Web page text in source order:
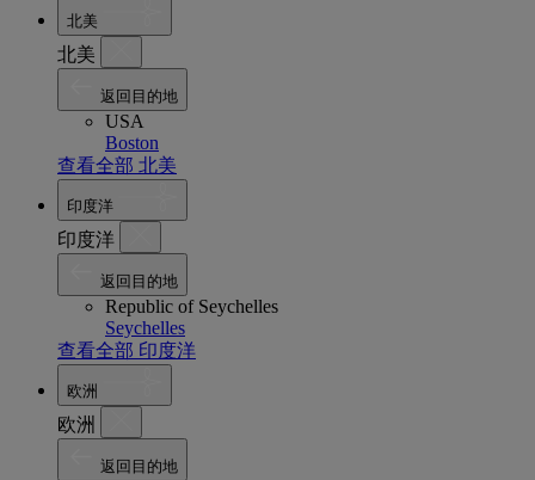
北美
北美
返回目的地
USA
Boston
查看全部 北美
印度洋
印度洋
返回目的地
Republic of Seychelles
Seychelles
查看全部 印度洋
欧洲
欧洲
返回目的地